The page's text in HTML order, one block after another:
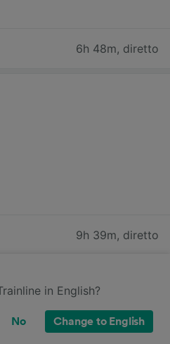
6h 48m, diretto
9h 39m, diretto
in English?
No Change to English